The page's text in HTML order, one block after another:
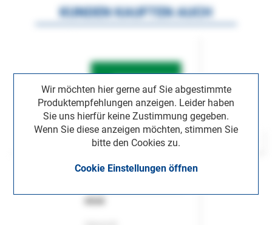
Wir möchten hier gerne auf Sie abgestimmte
Produktempfehlungen anzeigen. Leider haben
Sie uns hierfür keine Zustimmung gegeben.
Wenn Sie diese anzeigen möchten, stimmen Sie
bitte den Cookies zu.
Cookie Einstellungen öffnen
KUNDEN KAUFTEN AUCH